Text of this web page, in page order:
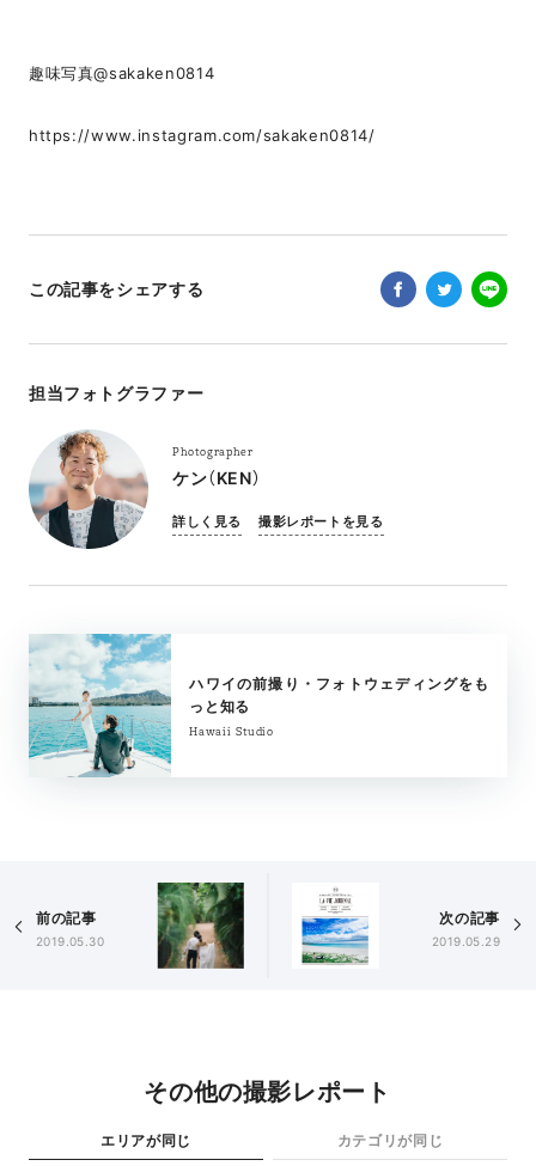
趣味写真@sakaken0814
https://www.instagram.com/sakaken0814/
この記事をシェアする
担当フォトグラファー
Photographer
ケン（KEN）
詳しく見る 撮影レポートを見る
ハワイの前撮り・フォトウェディングをも
っと知る
Hawaii Studio
前の記事
2019.05.30
次の記事
2019.05.29
その他の撮影レポート
エリアが同じ カテゴリが同じ